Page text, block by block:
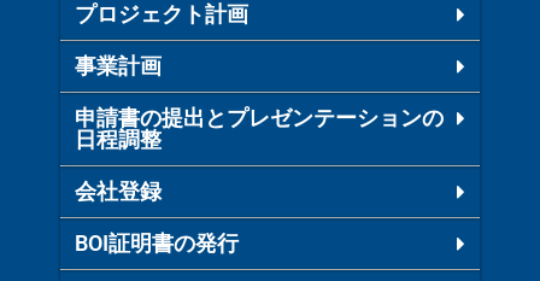
プロジェクト計画​
事業計画​
申請書の提出とプレゼンテーションの
日程調整
会社登録
BOI証明書の発行​